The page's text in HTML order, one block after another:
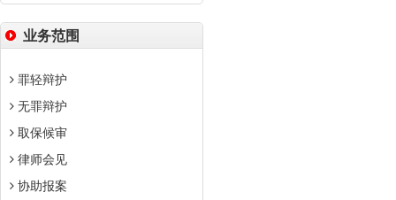
业务范围
罪轻辩护
无罪辩护
取保候审
律师会见
协助报案